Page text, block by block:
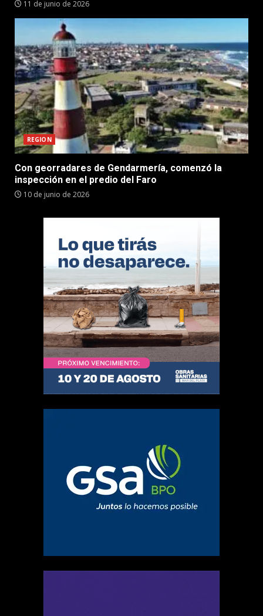
11 de junio de 2026
REGION
Con georradares de Gendarmería, comenzó la
inspección en el predio del Faro
10 de junio de 2026